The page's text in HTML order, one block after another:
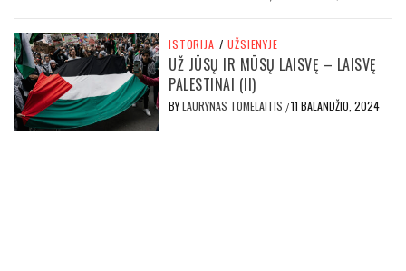
ISTORIJA / UŽSIENYJE
UŽ JŪSŲ IR MŪSŲ LAISVĘ – LAISVĘ
PALESTINAI (II)
BYLAURYNAS TOMELAITIS /11 BALANDŽIO, 2024